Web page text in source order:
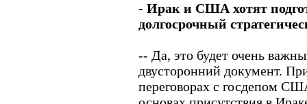
- Ирак и США хотят
долгосрочный
-- Да, это будет очень
двусторонний документ.
переговорах с госдепом